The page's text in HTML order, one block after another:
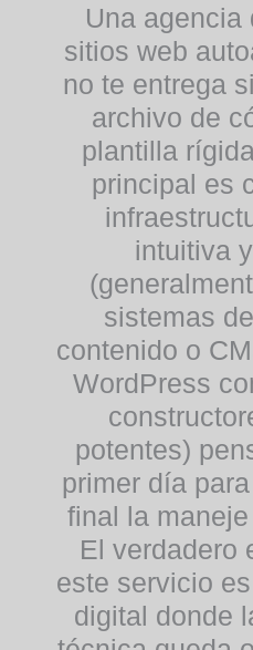
Una agencia
sitios web
no te entrega
archivo de
plantilla
principal es
intuitiva
sistemas
contenido o
WordPress
potentes)
primer día
final la
El verdadero
este servicio
digital donde